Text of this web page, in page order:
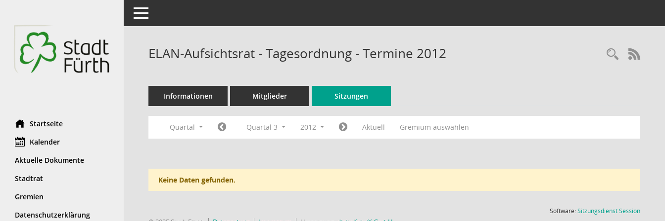
Startseite
Kalender
Aktuelle Dokumente
Stadtrat
Gremien
Datenschutzerklärung
Toggle navigation
ELAN-Aufsichtsrat - Tagesordnung - Termine 2012
Informationen Mitglieder Sitzungen
Quartal Quartal 3 2012 Aktuell Gremium auswählen
Keine Daten gefunden.
Software:SitzungsdienstSession(Wird in